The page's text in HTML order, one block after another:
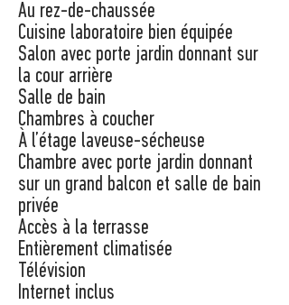
Au rez-de-chaussée
Cuisine laboratoire bien équipée
Salon avec porte jardin donnant sur
la cour arrière
Salle de bain
Chambres à coucher
À l’étage laveuse-sécheuse
Chambre avec porte jardin donnant
sur un grand balcon et salle de bain
privée
Accès à la terrasse
Entièrement climatisée
Télévision
Internet inclus